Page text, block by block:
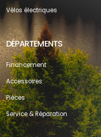
Vélos électriques
DÉPARTEMENTS
Financement
Accessoires
Pièces
Service & Réparation